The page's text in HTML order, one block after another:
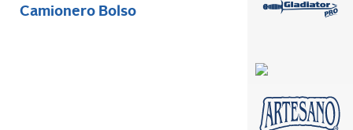
Camionero Bolso